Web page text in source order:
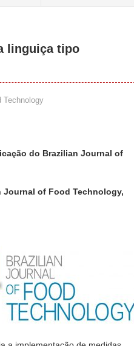
linguiça tipo
Technology
do Brazilian Journal of
Journal of Food Technology,